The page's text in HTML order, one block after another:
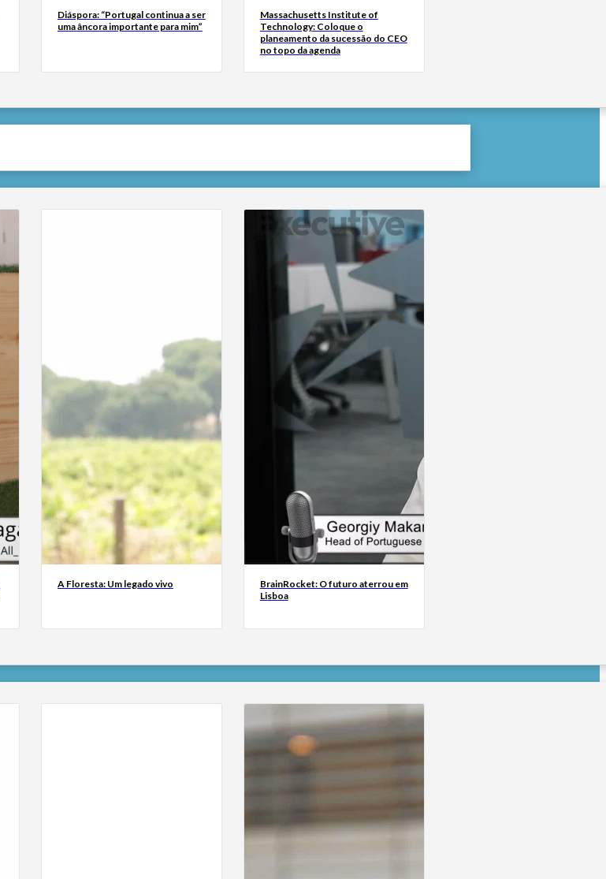
Diáspora: “Portugal continua a ser
uma âncora importante para mim”
Massachusetts Institute of
Technology: Coloque o
planeamento da sucessão do CEO
no topo da agenda
A Floresta: Um legado vivo
BrainRocket: O futuro aterrou em
Lisboa